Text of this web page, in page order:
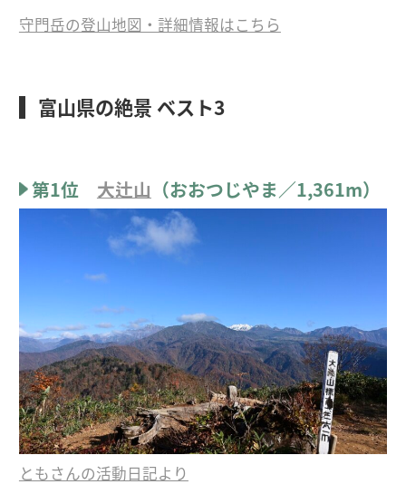
守門岳の登山地図・詳細情報はこちら
富山県の絶景 ベスト3
第1位 大辻山 （おおつじやま／1,361m）
ともさんの活動日記より